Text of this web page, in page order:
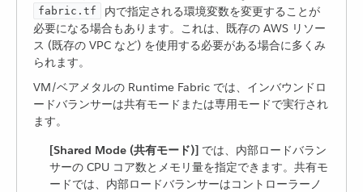
fabric.tf
​ 内で指定される環境変数を変更することが
必要になる場合もあります。これは、既存の AWS リソー
ス (既存の VPC など) を使用する必要がある場合に多くみ
られます。
VM/ベアメタルの Runtime Fabric では、インバウンドロ
ードバランサーは共有モードまたは専用モードで実行され
ます。
[Shared Mode (共有モード)] ​ では、内部ロードバラン
サーの CPU コア数とメモリ量を指定できます。共有モ
ードでは、内部ロードバランサーはコントローラーノ